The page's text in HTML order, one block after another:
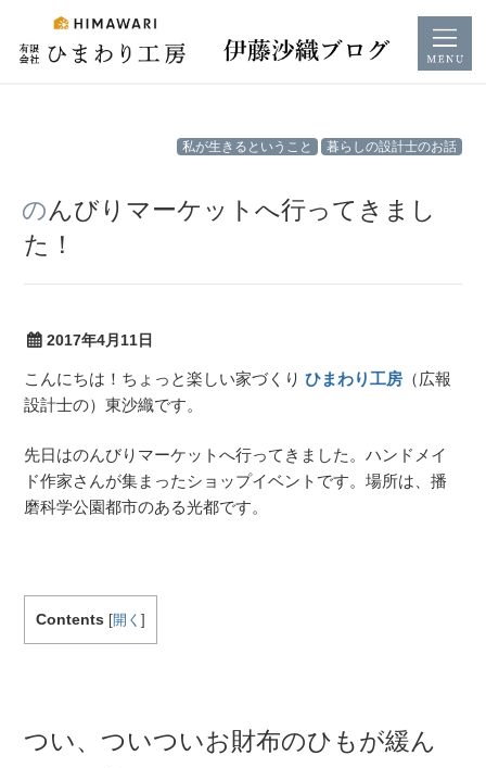
暮らしの設計士のお話
私が生きるということ
のんびりマーケットへ行ってきまし
た！
2017年4月11日
こんにちは！ちょっと楽しい家づくりひまわり工房 （広報
設計士の）東沙織です。
先日はのんびりマーケットへ行ってきました。ハンドメイ
ド作家さんが集まったショップイベントです。場所は、播
磨科学公園都市のある光都です。
Contents [開く]
つい、ついついお財布のひもが緩ん